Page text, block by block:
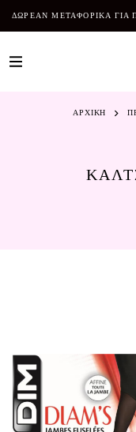
ΔΩΡΕΑΝ ΜΕΤΑΦΟΡΙΚΑ ΓΙΑ
ΑΡΧΙΚΗ